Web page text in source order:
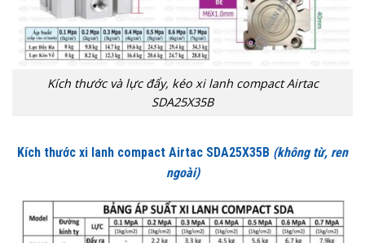
Kích thước và lực đẩy, kéo xi lanh compact Airtac
SDA25X35B
Kích thước xi lanh compact Airtac SDA25X35B (không từ, ren
ngoài)